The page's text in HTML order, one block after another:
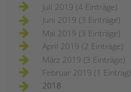
Juli 2019 (4 Einträge)
Juni 2019 (3 Einträge)
Mai 2019 (3 Einträge)
April 2019 (2 Einträge)
März 2019 (3 Einträge)
Februar 2019 (1 Eintrag)
2018